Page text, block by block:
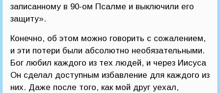
записанному в 90-ом Псалме и выключили его
защиту».
Конечно, об этом можно говорить с сожалением,
и эти потери были абсолютно необязательными.
Бог любил каждого из тех людей, и через Иисуса
Он сделал доступным избавление для каждого из
них. Даже после того, как мой друг уехал,